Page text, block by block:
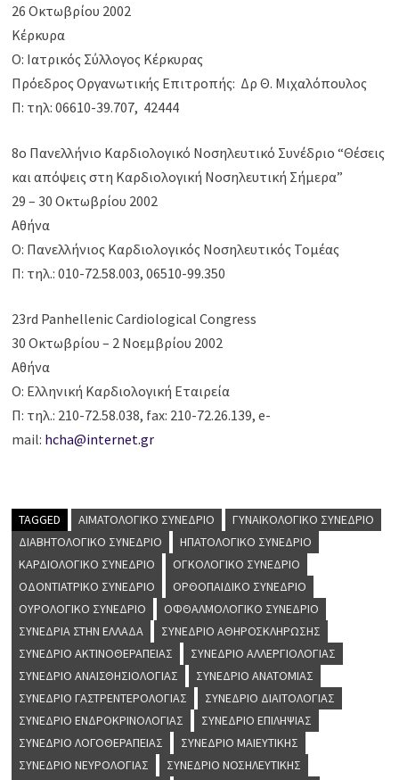
26 Οκτωβρίου 2002
Κέρκυρα
Ο: Ιατρικός Σύλλογος Κέρκυρας
Πρόεδρος Οργανωτικής Επιτροπής: Δρ Θ. Μιχαλόπουλος
Π: τηλ: 06610-39.707, 42444
8ο Πανελλήνιο Καρδιολογικό Νοσηλευτικό Συνέδριο “Θέσεις
και απόψεις στη Καρδιολογική Νοσηλευτική Σήμερα”
29 – 30 Οκτωβρίου 2002
Αθήνα
Ο: Πανελλήνιος Καρδιολογικός Νοσηλευτικός Τομέας
Π: τηλ.: 010-72.58.003, 06510-99.350
23rd Panhellenic Cardiological Congress
30 Οκτωβρίου – 2 Νοεμβρίου 2002
Αθήνα
Ο: Ελληνική Καρδιολογική Εταιρεία
Π: τηλ.: 210-72.58.038, fax: 210-72.26.139, e-
mail: hcha@internet.gr
TAGGED ΑΙΜΑΤΟΛΟΓΙΚΌ ΣΥΝΈΔΡΙΟ
ΓΥΝΑΙΚΟΛΟΓΙΚΌ ΣΥΝΈΔΡΙΟ
ΔΙΑΒΗΤΟΛΟΓΙΚΌ ΣΥΝΈΔΡΙΟ
ΗΠΑΤΟΛΟΓΙΚΌ ΣΥΝΈΔΡΙΟ
ΚΑΡΔΙΟΛΟΓΙΚΌ ΣΥΝΈΔΡΙΟ
ΟΓΚΟΛΟΓΙΚΌ ΣΥΝΈΔΡΙΟ
ΟΔΟΝΤΙΑΤΡΙΚΌ ΣΥΝΈΔΡΙΟ
ΟΡΘΟΠΑΙΔΙΚΌ ΣΥΝΈΔΡΙΟ
ΟΥΡΟΛΟΓΙΚΌ ΣΥΝΈΔΡΙΟ
ΟΦΘΑΛΜΟΛΟΓΙΚΌ ΣΥΝΈΔΡΙΟ
ΣΥΝΈΔΡΙΑ ΣΤΗΝ ΕΛΛΆΔΑ
ΣΥΝΈΔΡΙΟ ΑΘΗΡΟΣΚΛΉΡΩΣΗΣ
ΣΥΝΈΔΡΙΟ ΑΚΤΙΝΟΘΕΡΑΠΕΊΑΣ
ΣΥΝΈΔΡΙΟ ΑΛΛΕΡΓΙΟΛΟΓΊΑΣ
ΣΥΝΈΔΡΙΟ ΑΝΑΙΣΘΗΣΙΟΛΟΓΊΑΣ
ΣΥΝΈΔΡΙΟ ΑΝΑΤΟΜΊΑΣ
ΣΥΝΈΔΡΙΟ ΓΑΣΤΡΕΝΤΕΡΟΛΟΓΊΑΣ
ΣΥΝΈΔΡΙΟ ΔΙΑΙΤΟΛΟΓΊΑΣ
ΣΥΝΈΔΡΙΟ ΕΝΔΡΟΚΡΙΝΟΛΟΓΊΑΣ
ΣΥΝΈΔΡΙΟ ΕΠΙΛΗΨΊΑΣ
ΣΥΝΈΔΡΙΟ ΛΟΓΟΘΕΡΑΠΕΊΑΣ
ΣΥΝΈΔΡΙΟ ΜΑΙΕΥΤΙΚΉΣ
ΣΥΝΈΔΡΙΟ ΝΕΥΡΟΛΟΓΊΑΣ
ΣΥΝΈΔΡΙΟ ΝΟΣΗΛΕΥΤΙΚΉΣ